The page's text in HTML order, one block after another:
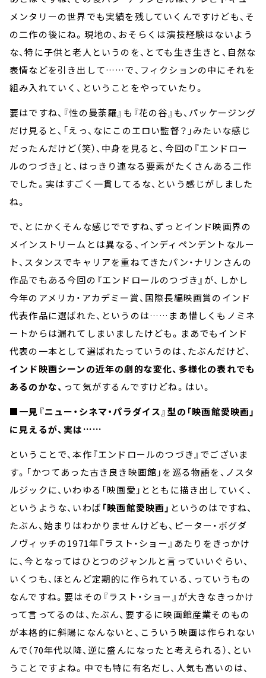
メンタリーの世界でも実績を残していくんですけども、そ
の二作の後にね。現地の、おそらくは演技経験はないよう
な、特に子供と老人というのを、とても生き生きと、自然な
表情などを引き出して……で、フィクションの中にそれを
組み入れていく、ということをやっていたり。
要はですね、『性の曼荼羅』も『花の谷』も、パッケージング
だけ見ると、「えっ、なにこのエロい監督？」みたいな感じ
だったんだけど（笑）、中身を見ると、今回の『エンドロー
ルのつづき』と、はっきり連なる要素がたくさんある二作
でした。実はすごく一貫してるな、という感じがしました
ね。
で、とにかくそんな感じでですね、ずっとインド映画界の
メインストリームとは異なる、インディペンデントなルー
ト、スタンスでキャリアを重ねてきたパン・ナリンさんの
作品でもある今回の『エンドロールのつづき』が、しかし
今年のアメリカ・アカデミー賞、国際長編映画賞のインド
代表作品に選ばれた、というのは……まあ惜しくもノミネ
ートからは漏れてしまいましたけども。まあでもインド
代表の一本として選ばれたっていうのは、たぶんだけど、
インド映画シーンの近年の劇的な変化、多様化の表れでも
あるのかな、 って気がするんですけどね。はい。
■一見『ニュー・シネマ・パラダイス』型の「映画館愛映画」
に見えるが、実は……
ということで、本作『エンドロールのつづき』でございま
す。「かつてあった古き良き映画館」を巡る物語を、ノスタ
ルジックに、いわゆる「映画愛」とともに描き出していく、
というような、いわば 「映画館愛映画」 というのはですね、
たぶん、始まりはわかりませんけども、ピーター・ボグダ
ノヴィッチの1971年『ラスト・ショー』あたりをきっかけ
に、今となってはひとつのジャンルと言っていいぐらい、
いくつも、ほとんど定期的に作られている、っていうもの
なんですね。要はその『ラスト・ショー』が大きなきっかけ
って言ってるのは、たぶん、要するに映画館産業そのもの
が本格的に斜陽になんないと、こういう映画は作られない
んで（70年代以降、逆に盛んになったと考えられる）、とい
うことですよね。中でも特に有名だし、人気も高いのは、